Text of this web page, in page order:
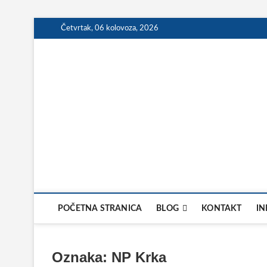
to
Četvrtak, 06 kolovoza, 2026
POČETNA STRANICA BLOG KONTAKT
Oznaka: NP Krka